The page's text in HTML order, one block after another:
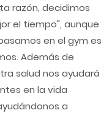
razón, decidimos
el tiempo", aunque
en el gym es
Además de
salud nos ayudará
en la vida
a